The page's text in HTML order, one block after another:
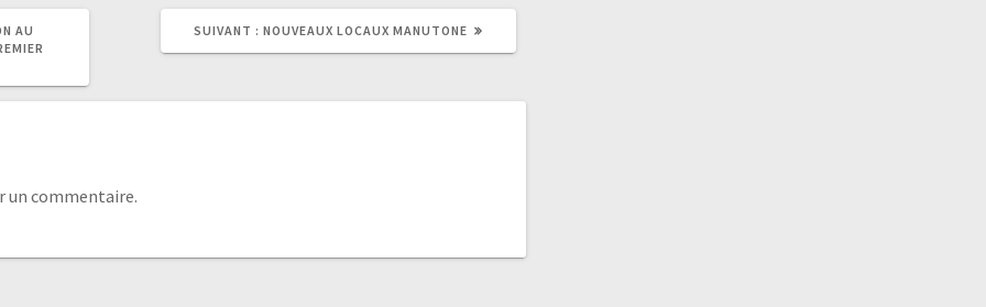
AU
SUIVANT : NOUVEAUX LOCAUX MANUTONE
un commentaire.